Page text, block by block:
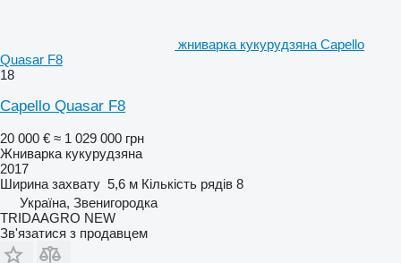
жниварка кукурудзяна Capello
Quasar F8
18
Capello Quasar F8
20 000 € ≈ 1 029 000 грн
Жниварка кукурудзяна
2017
Ширина захвату 5,6 м Кількість рядів 8
Україна, Звенигородка
TRIDAAGRO NEW
Зв'язатися з продавцем